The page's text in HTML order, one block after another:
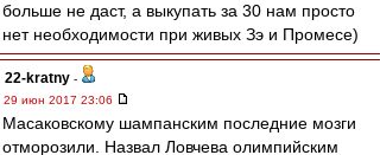
больше не даст, а выкупать за 30 нам просто
нет необходимости при живых Зэ и Промесе)
22-kratny -
29 июн 2017 23:06
Масаковскому шампанским последние мозги
отморозили. Назвал Ловчева олимпийским